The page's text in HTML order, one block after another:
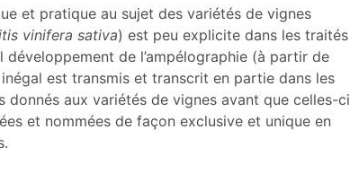
et pratique au sujet des variétés de vignes
vinifera sativa) est peu explicite dans les traités
développement de l’ampélographie (à partir de
est transmis et transcrit en partie dans les
donnés aux variétés de vignes avant que celles-ci
et nommées de façon exclusive et unique en